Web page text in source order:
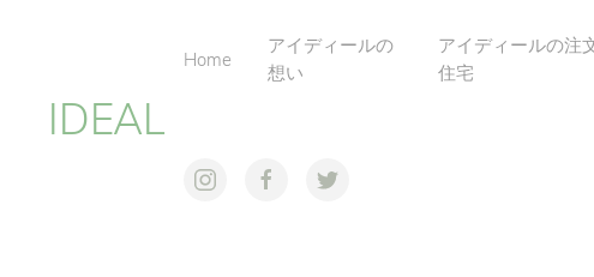
IDEAL
Home
アイディールの
想い
アイディールの注
住宅